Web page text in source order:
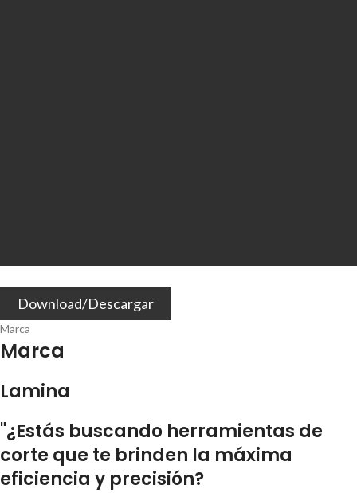
Download/Descargar
Marca
Marca
Lamina
"¿Estás buscando herramientas de
corte que te brinden la máxima
eficiencia y precisión?